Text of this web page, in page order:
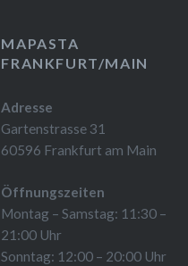
MAPASTA
FRANKFURT/MAIN
Adresse
Gartenstrasse 31
60596 Frankfurt am Main
Öffnungszeiten
Montag – Samstag: 11:30 –
21:00 Uhr
Sonntag: 12:00 – 20:00 Uhr